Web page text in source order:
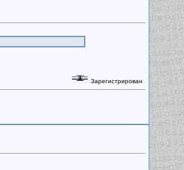
Зарегистрирован